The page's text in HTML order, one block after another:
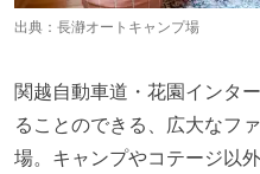
出典： 長瀞オートキャンプ場
関越自動車道・花園インタ
ることのできる、広大なフ
場。キャンプやコテージ以